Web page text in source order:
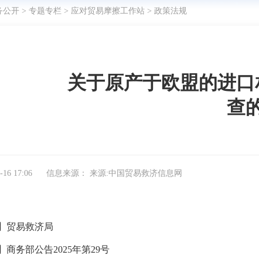
公开 > 专题专栏 > 应对贸易摩擦工作站 > 政策法规
关于原产于欧盟的进
查
17:06 信息来源： 来源:中国贸易救济信息网
易救济局
务部公告2025年第29号